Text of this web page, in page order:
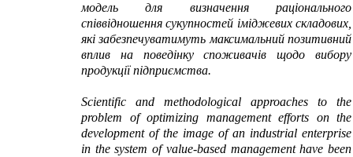
модель для визначення раціонального
співвідношення сукупностей іміджевих складових,
які забезпечуватимуть максимальний позитивний
вплив на поведінку споживачів щодо вибору
продукції підприємства.
Scientific and methodological
approaches to the
problem of optimizing management efforts on the
development of the image of an industrial enterprise
in the system of value-based management have been